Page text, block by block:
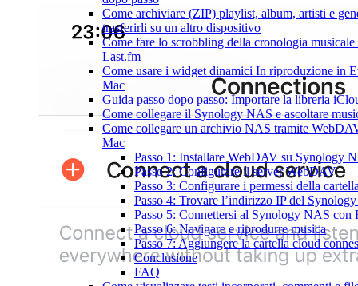
Come archiviare (ZIP) playlist, album, artisti e
trasferirli su un altro dispositivo
Come fare lo scrobbling della cronologia
Last.fm
Come usare i widget dinamici In riproduzione in
Mac
Guida passo dopo passo: Importare la libreria
Come collegare il Synology NAS e ascoltare
Come collegare un archivio NAS tramite
Mac
Passo 1: Installare WebDAV su Synology
Passo 2: Configurare il server WebDAV
Passo 3: Configurare i permessi della
Passo 4: Trovare l’indirizzo IP del
Passo 5: Connettersi al Synology NAS con
Passo 6: Navigare e riprodurre musica
Passo 7: Aggiungere la cartella cloud
Conclusione
FAQ